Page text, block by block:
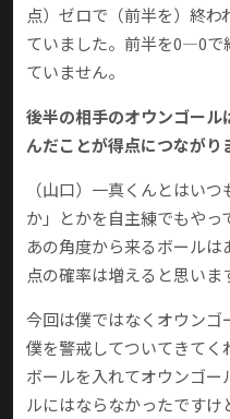
点）ゼロで（前半を）終
ていました。前半を0―0で
ていません。
後半の相手のオウンゴー
んだことが得点につながり
（山口）一真くんとはい
か」とかを自主練でもやっ
あの角度から来るボール
点の確率は増えると思いま
今回は僕ではなくオウン
僕を警戒してついてきてく
ボールを入れてオウンゴ
ルにはならなかったですけ